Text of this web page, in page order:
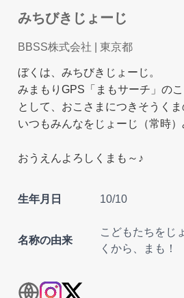
みちびきじょーじ
BBSS株式会社 | 東京都
ぼくは、みちびきじょーじ。
みまもりGPS「まもサーチ」の
として、おこさまにつきそうくま
いつもみんなをじょーじ（常時）
おうえんよろしくまも～♪
生年月日 10/10
名称の由来
こどもたちをじ
くから、まも！